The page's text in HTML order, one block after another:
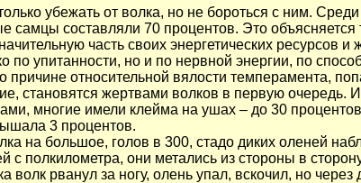
убежать от волка, но не бороться с ним.
самцы составляли 70 процентов. Это объясняется
часть своих энергетических ресурсов и
по упитанности, но и по нервной энергии, по
причине относительной вялости темперамента,
становятся жертвами волков в первую очередь.
многие имели клейма на ушах – до 30
3 процентов.
на большое, голов в 300, стадо диких оленей
с полкилометра, они метались из стороны в
волк рванул за ногу, олень упал, вскочил, но